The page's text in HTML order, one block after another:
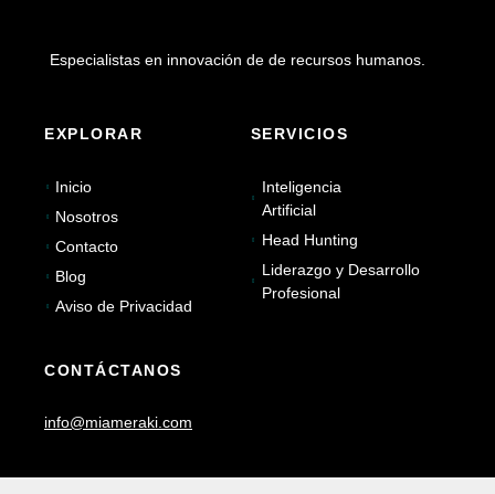
Especialistas en innovación de de recursos humanos.
EXPLORAR
Inicio
Nosotros
Contacto
Blog
Aviso de Privacidad
SERVICIOS
Inteligencia
Artificial
Head Hunting
Liderazgo y Desarrollo
Profesional
CONTÁCTANOS
info@miameraki.com